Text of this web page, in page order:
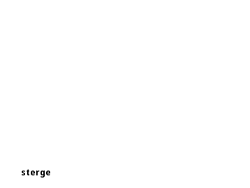
sterge